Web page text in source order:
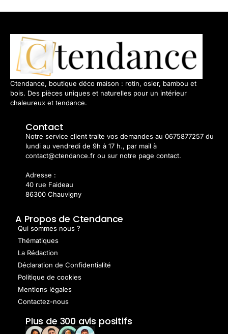
Ctendance, boutique déco maison : rotin, osier, bambou et
bois. Des pièces uniques et naturelles pour un intérieur
chaleureux et tendance.
Contact
Notre service client traite vos demandes au 0675877257 du
lundi au vendredi de 9h à 17 h., par mail à
contact@ctendance.fr ou sur notre page contact.
Adresse :
40 rue Faideau
86300 Chauvigny
A Propos de Ctendance
Qui sommes nous ?
Thématiques
La Rédaction
Déclaration de Confidentialité
Politique de cookies
Mentions légales
Contactez-nous
Plus de 300 avis positifs